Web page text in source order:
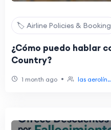
🏷️ Airline Policies & Booking
¿Cómo puedo hablar
Country?
1 month ago • las